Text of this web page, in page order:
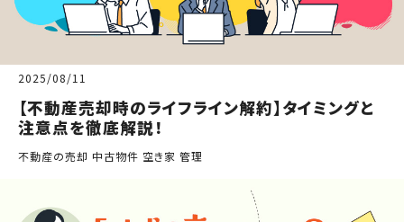
2025/08/11
【不動産売却時のライフライン解約】タイミングと
注意点を徹底解説！
不動産の売却 中古物件 空き家 管理